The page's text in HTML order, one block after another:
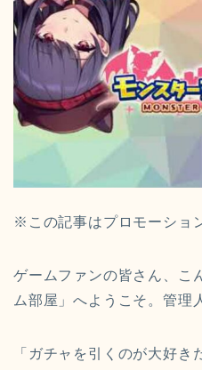
※この記事はプロモーショ
ゲームファンの皆さん、こ
ム部屋」へようこそ。管理
「ガチャを引くのが大好